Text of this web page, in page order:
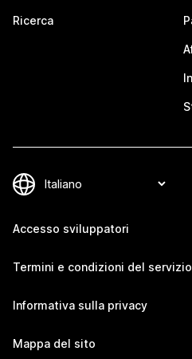
Ricerca
Accesso sviluppatori
Termini e condizioni del servizio
Informativa sulla privacy
Mappa del sito